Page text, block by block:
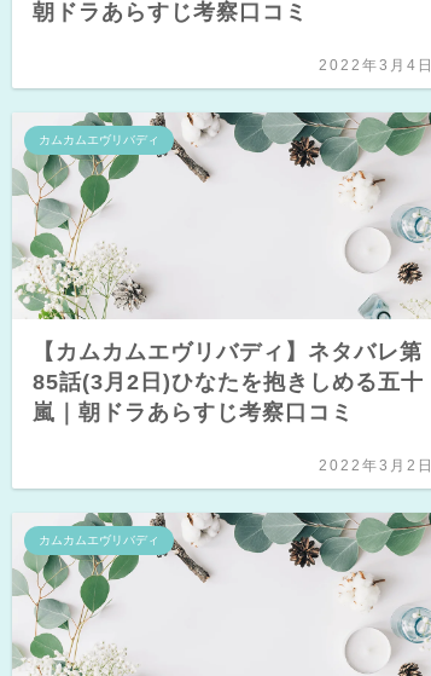
朝ドラあらすじ考察口コミ
2022年3月4日
カムカムエヴリバディ
【カムカムエヴリバディ】ネタバレ第
85話(3月2日)ひなたを抱きしめる五十
嵐｜朝ドラあらすじ考察口コミ
2022年3月2日
カムカムエヴリバディ